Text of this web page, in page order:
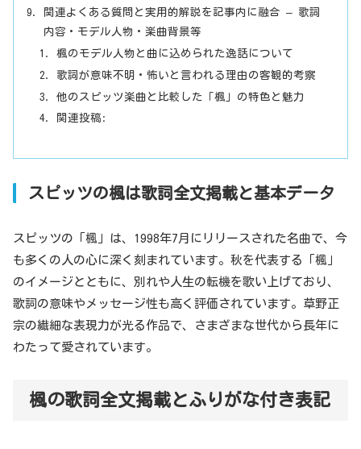
関連よくある質問と実用的解説を記事内に融合 – 歌詞
内容・モデル人物・楽曲背景等
楓のモデル人物と曲に込められた逸話について
歌詞が意味不明・怖いと言われる理由の客観的考察
他のスピッツ楽曲と比較した「楓」の特色と魅力
関連投稿:
スピッツの楓は歌詞全文掲載と基本データ
スピッツの「楓」は、1998年7月にリリースされた名曲で、今
も多くの人の心に深く刻まれています。秋を代表する「楓」
のイメージとともに、別れや人生の転機を歌い上げており、
歌詞の意味やメッセージ性も高く評価されています。草野正
宗の繊細な表現力が光る作品で、さまざまな世代から長年に
わたって愛されています。
楓の歌詞全文掲載とふりがな付き表記